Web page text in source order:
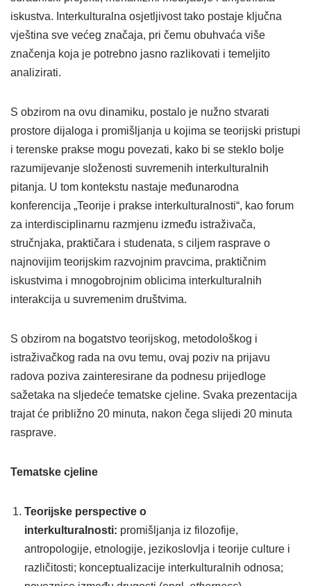
iskustva. Interkulturalna osjetljivost tako postaje ključna
vještina sve većeg značaja, pri čemu obuhvaća više
značenja koja je potrebno jasno razlikovati i temeljito
analizirati.
S obzirom na ovu dinamiku, postalo je nužno stvarati
prostore dijaloga i promišljanja u kojima se teorijski pristupi
i terenske prakse mogu povezati, kako bi se steklo bolje
razumijevanje složenosti suvremenih interkulturalnih
pitanja. U tom kontekstu nastaje međunarodna
konferencija „Teorije i prakse interkulturalnosti“, kao forum
za interdisciplinarnu razmjenu između istraživača,
stručnjaka, praktičara i studenata, s ciljem rasprave o
najnovijim teorijskim razvojnim pravcima, praktičnim
iskustvima i mnogobrojnim oblicima interkulturalnih
interakcija u suvremenim društvima.
S obzirom na bogatstvo teorijskog, metodološkog i
istraživačkog rada na ovu temu, ovaj poziv na prijavu
radova poziva zainteresirane da podnesu prijedloge
sažetaka na sljedeće tematske cjeline. Svaka prezentacija
trajat će približno 20 minuta, nakon čega slijedi 20 minuta
rasprave.
Tematske cjeline
Teorijske perspective o
interkulturalnosti: promišljanja iz filozofije,
antropologije, etnologije, jezikoslovlja i teorije culture i
različitosti; konceptualizacije interkulturalnih odnosa;